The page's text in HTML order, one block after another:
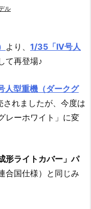
ル
より、 1/35「IV号人
て再登場♪
人型重機（ダークグ
れましたが、今度は
レーホワイト」に変
形ライトカバー」パ
合国仕様）と同じみ